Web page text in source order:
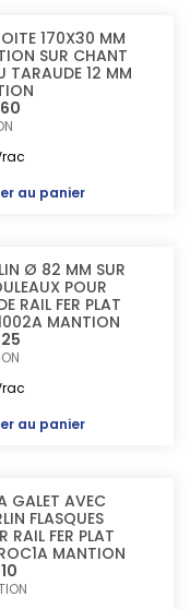
170X30 MM
SUR CHANT
TARAUDE 12 MM
au panier
Ø 82 MM SUR
POUR
RAIL FER PLAT
MANTION
au panier
GALET AVEC
FLASQUES
RAIL FER PLAT
MANTION